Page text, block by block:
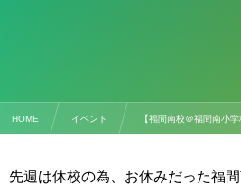
HOME イベント 【福間南校＠福間南小
先週は休校の為、お休みだった福